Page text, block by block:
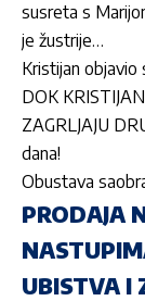
susreta s
je žustrije…
Kristijan objavio
DOK
ZAGRLJAJU
dana!
Obustava
PRODAJA
UBISTVA I